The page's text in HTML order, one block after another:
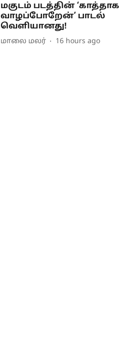
மகுடம் படத்தின் ‘காத்தாக
வாழப்போறேன்’ பாடல்
வெளியானது!
மாலை மலர் 16 hours ago